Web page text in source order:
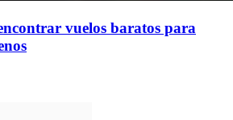
vuelos baratos para